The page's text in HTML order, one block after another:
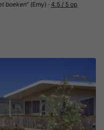
boeken“ (Emy) · 4.5 / 5 op